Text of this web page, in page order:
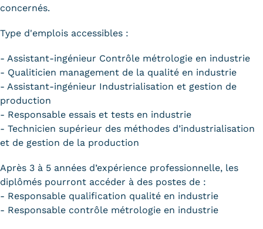
concernés.
Type d'emplois accessibles :
- Assistant-ingénieur Contrôle métrologie en industrie
- Qualiticien management de la qualité en industrie
- Assistant-ingénieur Industrialisation et gestion de
production
- Responsable essais et tests en industrie
- Technicien supérieur des méthodes d’industrialisation
et de gestion de la production
Après 3 à 5 années d’expérience professionnelle, les
diplômés pourront accéder à des postes de :
- Responsable qualification qualité en industrie
- Responsable contrôle métrologie en industrie